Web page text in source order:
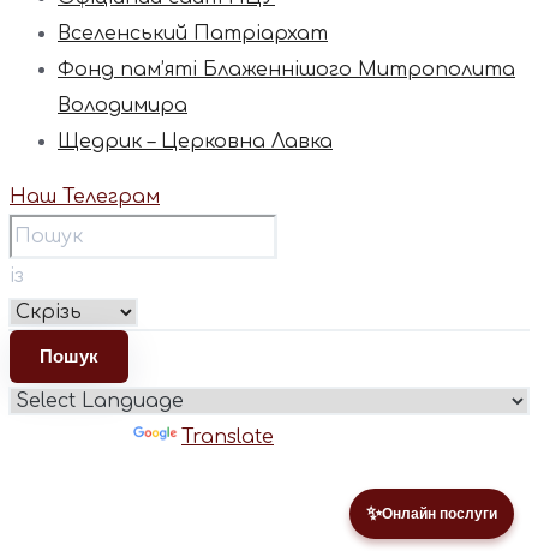
✨Онлайн послуги
Вселенський Патріархат
Фонд пам’яті Блаженнішого Митрополита
Володимира
Щедрик – Церковна Лавка
Наш Телеграм
із
Translate